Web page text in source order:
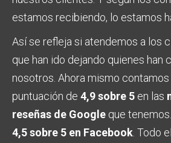
estamos recibiendo, lo estamos
Así se refleja si atendemos a los
que han ido dejando quienes han
nosotros. Ahora mismo contamos
puntuación de 4,9 sobre 5 en las
reseñas de Google que
4,5 sobre 5 en Facebook . Todo